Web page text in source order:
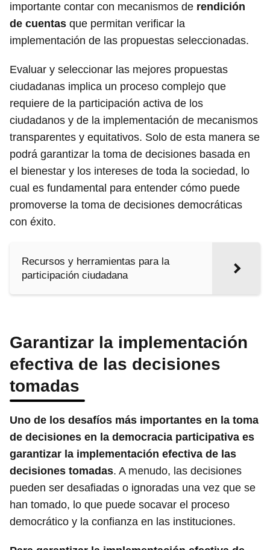
importante contar con mecanismos de rendición
de cuentas que permitan verificar la
implementación de las propuestas seleccionadas.
Evaluar y seleccionar las mejores propuestas
ciudadanas implica un proceso complejo que
requiere de la participación activa de los
ciudadanos y de la implementación de mecanismos
transparentes y equitativos. Solo de esta manera se
podrá garantizar la toma de decisiones basada en
el bienestar y los intereses de toda la sociedad, lo
cual es fundamental para entender cómo puede
promoverse la toma de decisiones democráticas
con éxito.
Recursos y herramientas para la
participación ciudadana
Garantizar la implementación
efectiva de las decisiones
tomadas
Uno de los desafíos más importantes en la toma
de decisiones en la democracia participativa es
garantizar la implementación efectiva de las
decisiones tomadas. A menudo, las decisiones
pueden ser desafiadas o ignoradas una vez que se
han tomado, lo que puede socavar el proceso
democrático y la confianza en las instituciones.